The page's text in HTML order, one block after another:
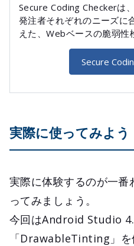
Secure Coding Checkerは
発注者それぞれのニーズに
えた、Webベースの脆弱性
Secure
実際に使ってみよう
実際に体験するのが一番
ってみましょう。
今回はAndroid Studio
「DrawableTinting」